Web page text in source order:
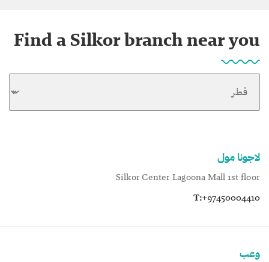
Find a Silkor branch near you
لاجونا مول
Silkor Center Lagoona Mall 1st floor
T:+97450004410
وعب